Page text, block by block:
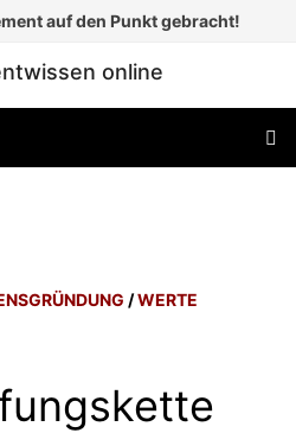
auf den Punkt gebracht!
online
/WERTE